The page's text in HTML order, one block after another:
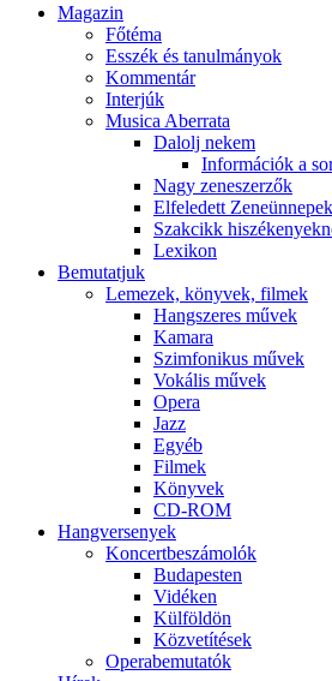
Magazin
Főtéma
Esszék és tanulmányok
Kommentár
Interjúk
Musica Aberrata
Dalolj nekem
Információk a
Nagy zeneszerzők
Elfeledett Zeneünnepek
Szakcikk
Lexikon
Bemutatjuk
Lemezek, könyvek, filmek
Hangszeres művek
Kamara
Szimfonikus művek
Vokális művek
Opera
Jazz
Egyéb
Filmek
Könyvek
CD-ROM
Hangversenyek
Koncertbeszámolók
Budapesten
Vidéken
Külföldön
Közvetítések
Operabemutatók